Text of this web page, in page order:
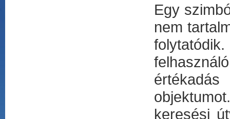
Egy
nem
keresési